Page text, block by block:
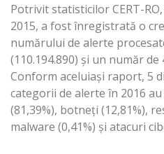
Potrivit statisticilor CERT-
2015, a fost înregistrată o
numărului de alerte
(110.194.890) şi un număr de
Conform aceluiaşi raport, 5
categorii de alerte în 2016
(81,39%), botneţi (12,81%),
malware (0,41%) şi atacuri